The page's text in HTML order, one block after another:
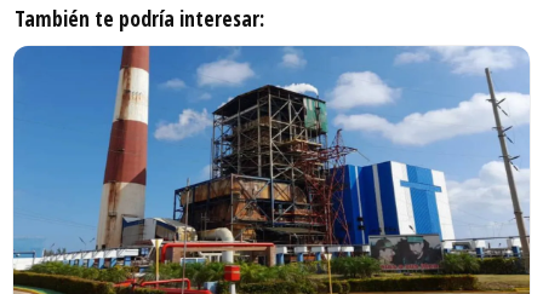
También te podría interesar: